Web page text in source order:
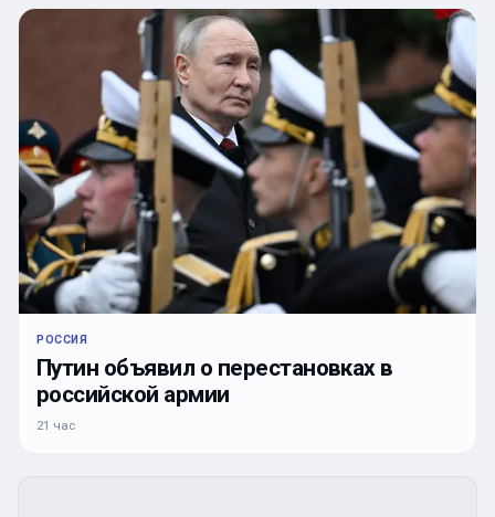
РОССИЯ
Путин объявил о перестановках в
российской армии
21 час